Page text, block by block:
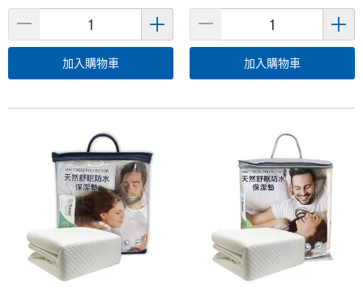
加入購物車 加入購物車